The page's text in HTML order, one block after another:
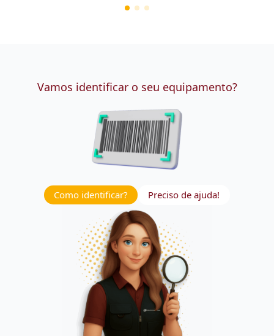
Vamos identificar o seu equipamento?
Como identificar? Preciso de ajuda!